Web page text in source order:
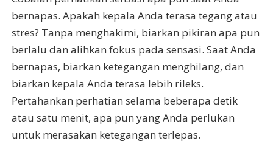
bernapas. Apakah kepala Anda terasa tegang atau
stres? Tanpa menghakimi, biarkan pikiran apa pun
berlalu dan alihkan fokus pada sensasi. Saat Anda
bernapas, biarkan ketegangan menghilang, dan
biarkan kepala Anda terasa lebih rileks.
Pertahankan perhatian selama beberapa detik
atau satu menit, apa pun yang Anda perlukan
untuk merasakan ketegangan terlepas.